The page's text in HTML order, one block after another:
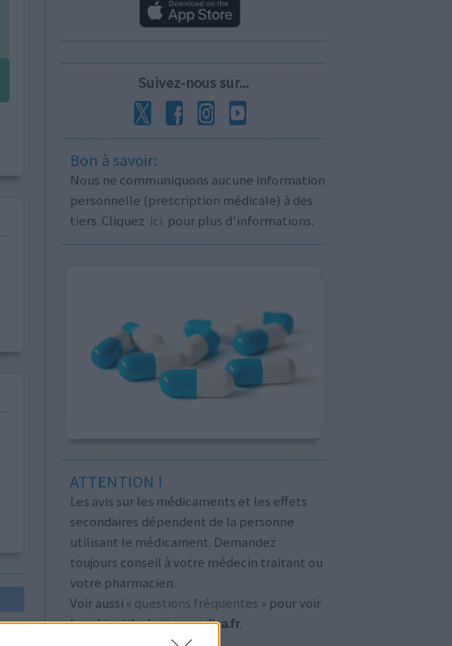
Suivez-nous sur...
Bon à savoir:
Nous ne communiquons aucune information
personnelle (prescription médicale) à des
tiers. Cliquez ici pour plus d'informations.
ATTENTION !
Les avis sur les médicaments et les effets
secondaires dépendent de la personne
utilisant le médicament. Demandez
toujours conseil à votre médecin traitant ou
votre pharmacien.
Voir aussi « questions fréquentes » pour voir
les objectifs demeamedica.fr.